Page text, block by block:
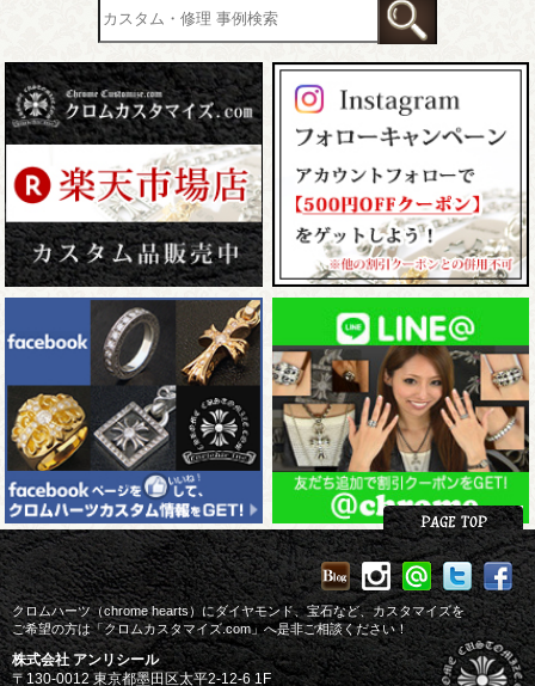
クロムハーツ（chrome hearts）にダイヤモンド、宝石など、カスタマイズを
ご希望の方は「クロムカスタマイズ.com」へ是非ご相談ください！
株式会社 アンリシール
〒130-0012 東京都墨田区太平2-12-6 1F